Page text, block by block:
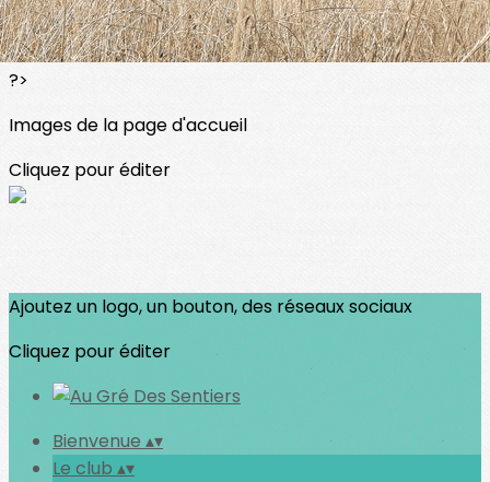
Accès et contact
Textes réglementaires Ass
?>
Images de la page d'accueil
Cliquez pour éditer
Ajoutez un logo, un bouton, des réseaux sociaux
Cliquez pour éditer
Bienvenue▴▾
Le club ▴▾